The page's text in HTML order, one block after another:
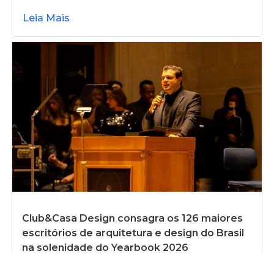
Leia Mais
Club&Casa Design consagra os 126 maiores
escritórios de arquitetura e design do Brasil
na solenidade do Yearbook 2026